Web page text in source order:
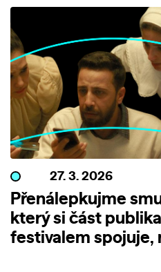
27. 3. 2026
Přenálepkujme
který si část
festivalem spojuje,